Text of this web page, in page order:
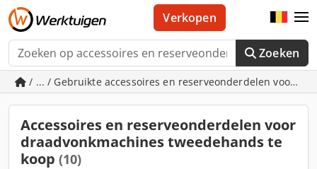
Zoeken
Verkopen
/ ... / Gebruikte accessoires en reserveonderdelen voor
Accessoires en reserveonderdelen voor
draadvonkmachines tweedehands te
koop (10)